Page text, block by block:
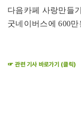
다음카페 사랑만들
굿네이버스에 600만
☞ 관련 기사 바로가기 (클릭)